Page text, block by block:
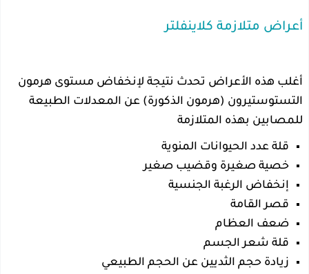
أعراض متلازمة كلاينفلتر
أغلب هذه الأعراض تحدث نتيجة لإنخفاض مستوى هرمون
التستوستيرون (هرمون الذكورة) عن المعدلات الطبيعة
للمصابين بهذه المتلازمة
قلة عدد الحيوانات المنوية
خصية صغيرة وقضيب صغير
إنخفاض الرغبة الجنسية
قصر القامة
ضعف العظام
قلة شعر الجسم
زيادة حجم الثديين عن الحجم الطبيعي